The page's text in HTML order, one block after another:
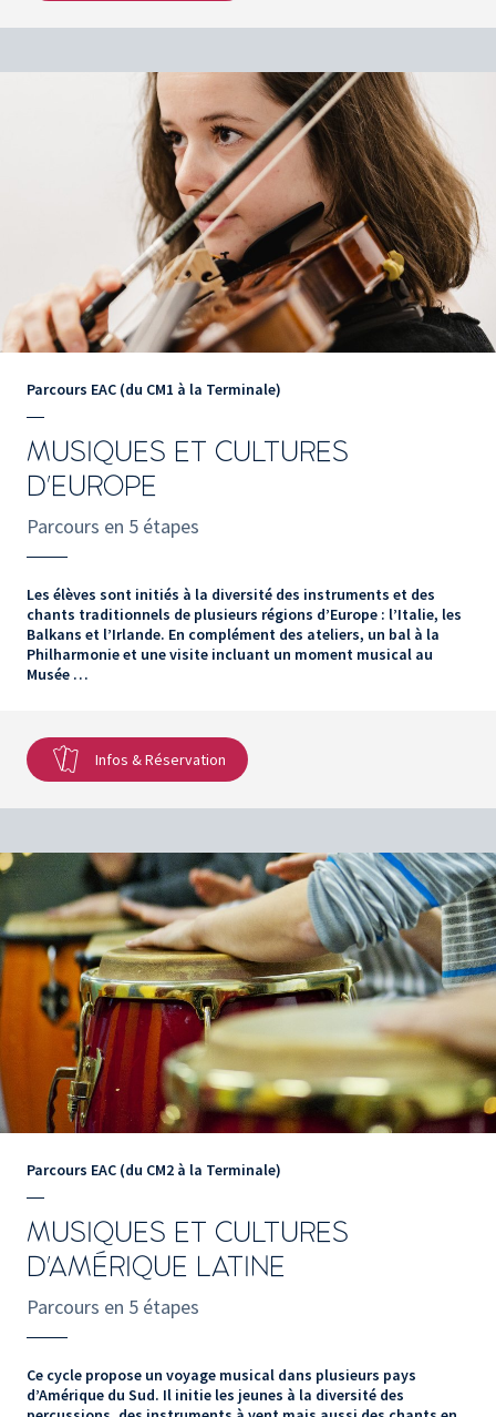
Parcours EAC (du CM1 à la Terminale)
MUSIQUES ET CULTURES
D'EUROPE
Parcours en 5 étapes
Les élèves sont initiés à la diversité des instruments et des
chants traditionnels de plusieurs régions d’Europe : l’Italie, les
Balkans et l’Irlande. En complément des ateliers, un bal à la
Philharmonie et une visite incluant un moment musical au
Musée …
Infos & Réservation
Parcours EAC (du CM2 à la Terminale)
MUSIQUES ET CULTURES
D'AMÉRIQUE LATINE
Parcours en 5 étapes
Ce cycle propose un voyage musical dans plusieurs pays
d’Amérique du Sud. Il initie les jeunes à la diversité des